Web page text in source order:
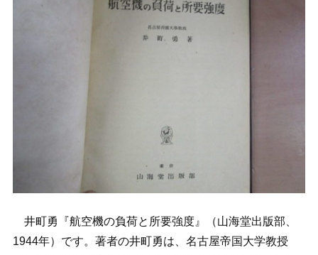
井町勇『航空機の負荷と所要強度』（山海堂出版部、
1944年）です。著者の井町勇は、名古屋帝国大学教授